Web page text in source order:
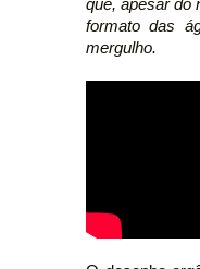
que, apesar do
formato das
mergulho.